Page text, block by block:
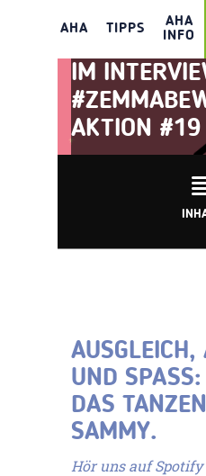
AHA TIPPS
AHA
INFO
BACKSTAGE:
TÄNZERIN
IM
AKTION #19
AUSGLEICH,
UND
DAS
SAMMY.
Hör uns auf Spotify